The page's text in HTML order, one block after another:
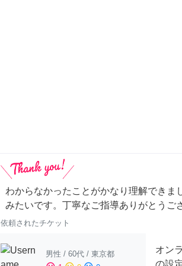
わからなかったことがかなり理解できま
みたいです。丁寧なご指導ありがとうご
依頼されたチケット
男性 / 60代 / 東京都
オン
の設